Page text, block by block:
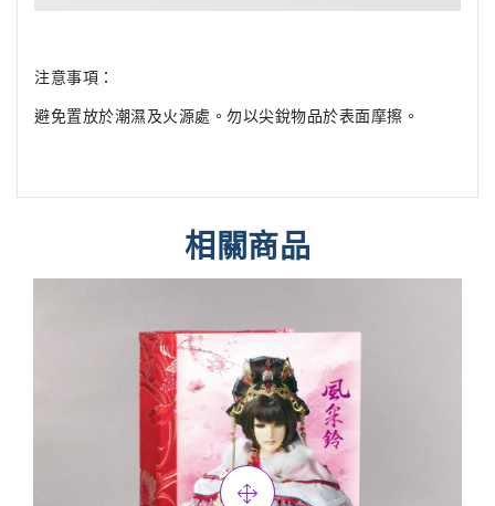
注意事項：
避免置放於潮濕及火源處。勿以尖銳物品於表面摩擦。
相關商品